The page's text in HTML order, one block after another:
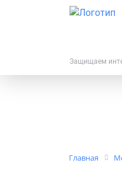
Защищаем
Главная